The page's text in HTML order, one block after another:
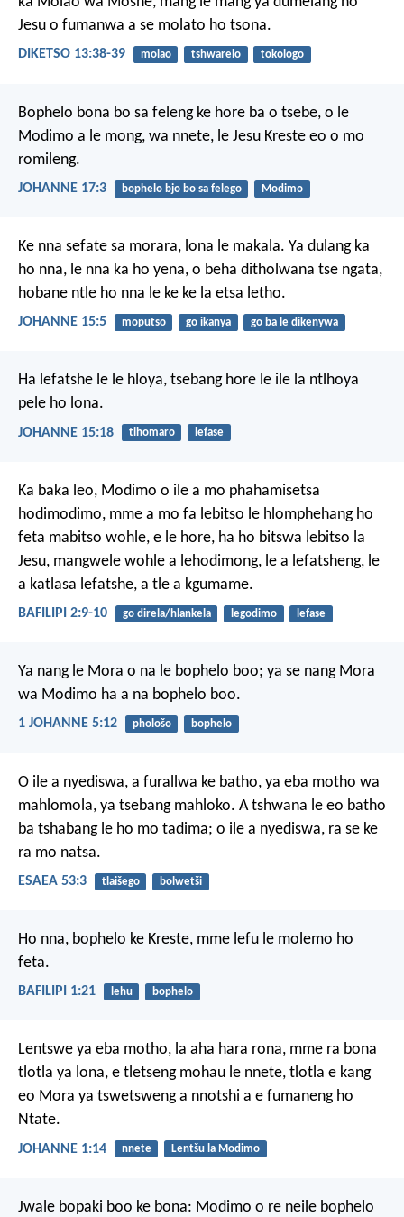
Jesu o fumanwa a se molato ho tsona.
DIKETSO 13:38-39 molao tshwarelo tokologo
Bophelo bona bo sa feleng ke hore ba o tsebe, o le
Modimo a le mong, wa nnete, le Jesu Kreste eo o mo
romileng.
JOHANNE 17:3 bophelo bjo bo sa felego Modimo
Ke nna sefate sa morara, lona le makala. Ya dulang ka
ho nna, le nna ka ho yena, o beha ditholwana tse ngata,
hobane ntle ho nna le ke ke la etsa letho.
JOHANNE 15:5 moputso go ikanya go ba le dikenywa
Ha lefatshe le le hloya, tsebang hore le ile la ntlhoya
pele ho lona.
JOHANNE 15:18 tlhomaro lefase
Ka baka leo, Modimo o ile a mo phahamisetsa
hodimodimo, mme a mo fa lebitso le hlomphehang ho
feta mabitso wohle, e le hore, ha ho bitswa lebitso la
Jesu, mangwele wohle a lehodimong, le a lefatsheng, le
a katlasa lefatshe, a tle a kgumame.
BAFILIPI 2:9-10 go direla/hlankela legodimo lefase
Ya nang le Mora o na le bophelo boo; ya se nang Mora
wa Modimo ha a na bophelo boo.
1 JOHANNE 5:12 phološo bophelo
O ile a nyediswa, a furallwa ke batho, ya eba motho wa
mahlomola, ya tsebang mahloko. A tshwana le eo batho
ba tshabang le ho mo tadima; o ile a nyediswa, ra se ke
ra mo natsa.
ESAEA 53:3 tlaišego bolwetši
Ho nna, bophelo ke Kreste, mme lefu le molemo ho
feta.
BAFILIPI 1:21 lehu bophelo
Lentswe ya eba motho, la aha hara rona, mme ra bona
tlotla ya lona, e tletseng mohau le nnete, tlotla e kang
eo Mora ya tswetsweng a nnotshi a e fumaneng ho
Ntate.
JOHANNE 1:14 nnete Lentšu la Modimo
Jwale bopaki boo ke bona: Modimo o re neile bophelo